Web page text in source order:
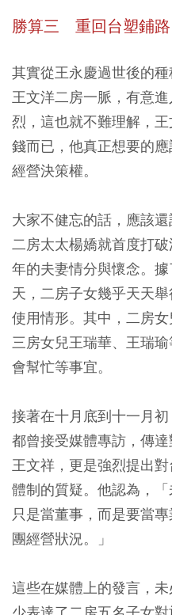
勝算三 重回台塑鋪
其實從王永慶過世後的
王文洋二房一脈，有意
烈，這也就不難理解，
錢而已，他真正想要的
經營決策權。
大家不健忘的話，應該
二房太太楊嬌就首度打
年的夫妻情分與懷念。
天，二房子女幾乎天天
使用情形。其中，二房
三房女兒王瑞華、王瑞
會幫忙等事宜。
接著在十月底到十一月
都曾接受媒體專訪，傳
王文祥，更是強烈提出
體制的質疑。他認為，
只是當董事，而是要當
團經營狀況。」
這些在媒體上的發言，